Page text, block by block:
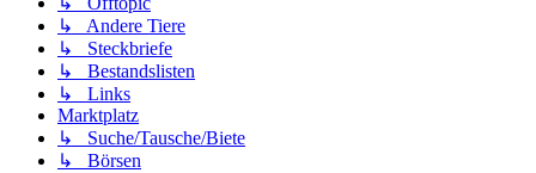
↳ Andere Tiere
↳ Steckbriefe
↳ Bestandslisten
↳ Links
Marktplatz
↳ Suche/Tausche/Biete
↳ Börsen